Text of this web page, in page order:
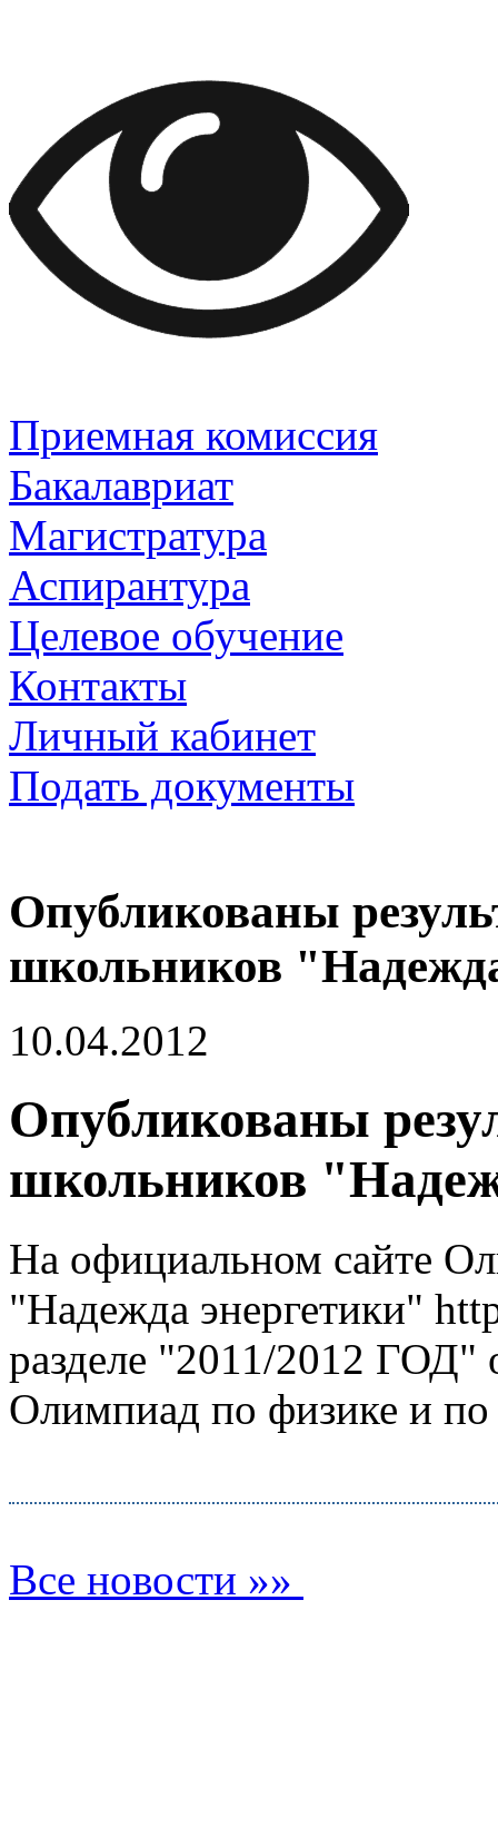
Приемная комиссия
Бакалавриат
Магистратура
Аспирантура
Целевое обучение
Контакты
Личный кабинет
Подать документы
Опубликованы
школьников
10.04.2012
Опубликованы
школьников
На официальном сайте
"Надежда энергетики"
разделе "2011/2012 ГОД"
Олимпиад по физике и по
Все новости »»